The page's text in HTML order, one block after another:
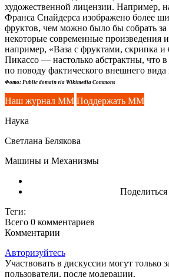
художественной лицензии. Например,
Франса Снайдерса изображено более
фруктов, чем можно было бы собрать за
некоторые современные произведения
например, «Ваза с фруктами, скрипка и
Пикассо — настолько абстрактны, что
по поводу фактического внешнего вида
Фото: Public domain via Wikimedia Commons
Наш журнал ММ Поддержать ММ
Наука
Светлана Белякова
Машины и Механизмы
Поделиться
Теги:
Всего 0 комментариев
Комментарии
Авторизуйтесь
Участвовать в дискуссии могут только
пользователи, после модерации.